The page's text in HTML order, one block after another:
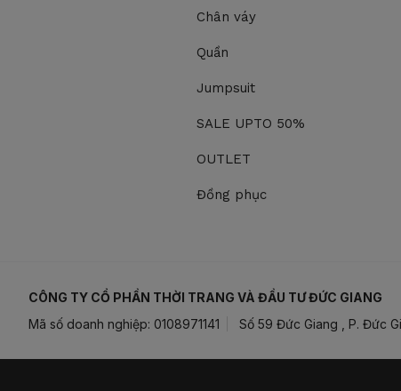
Chân váy
Quần
Jumpsuit
SALE UPTO 50%
OUTLET
Đồng phục
CÔNG TY CỔ PHẦN THỜI TRANG VÀ ĐẦU TƯ ĐỨC GIANG
Mã số doanh nghiệp: 0108971141
Số 59 Đức Giang , P. Đức